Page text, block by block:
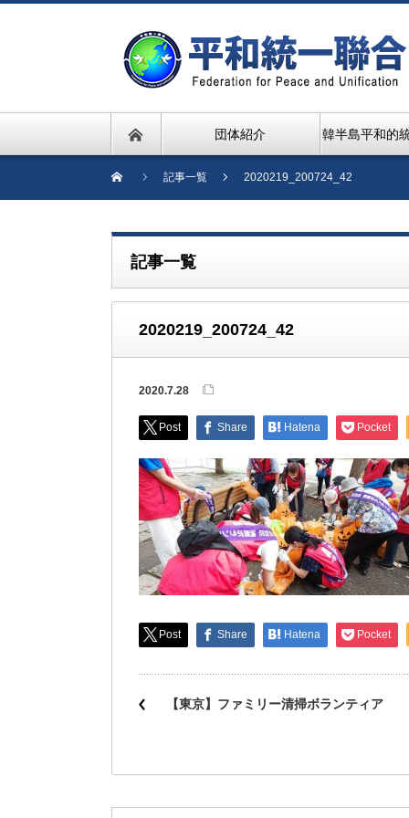
団体紹介 韓半島平和的
記事一覧 2020219_200724_42
記事一覧
2020219_200724_42
2020.7.28
Post Share Hatena Pocket
Post Share Hatena Pocket
【東京】ファミリー清掃ボランティア